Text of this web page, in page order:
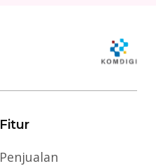
Fitur
Penjualan